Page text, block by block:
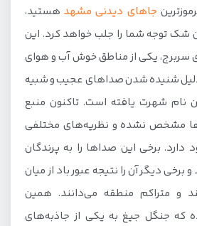
جاهای دیدنی مشهدهستید،
توجه شما را جلب خواهد کرد. این
سربرج، یکی از مناطق خوش آب و هوای
دلیل شنیده شدن صداهای عجیب و شبیه
نام شهرت یافته است. تاکنون منبع
مشخص نشده و نظریه‌های مختلفی
دارد. برخی این صداها را به پرندگان
دیگر آن را نتیجه عبور باد از میان
و متراکم منطقه می‌دانند. همین
که جنگل جیغ به یکی از جاذبه‌های